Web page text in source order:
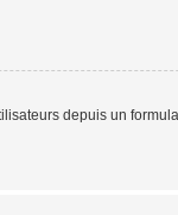
depuis un